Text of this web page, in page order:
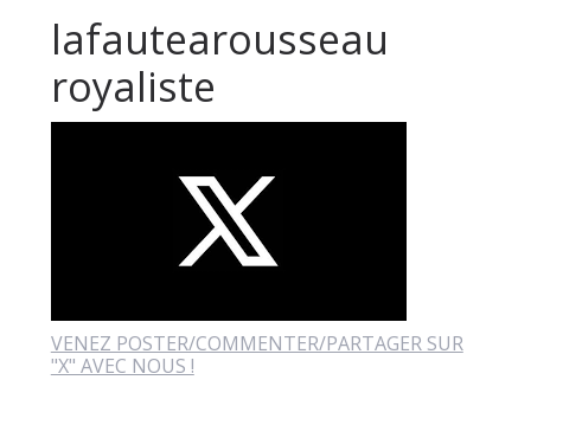
lafautearousseau
royaliste
VENEZ POSTER/COMMENTER/PARTAGER SUR
"X" AVEC NOUS !